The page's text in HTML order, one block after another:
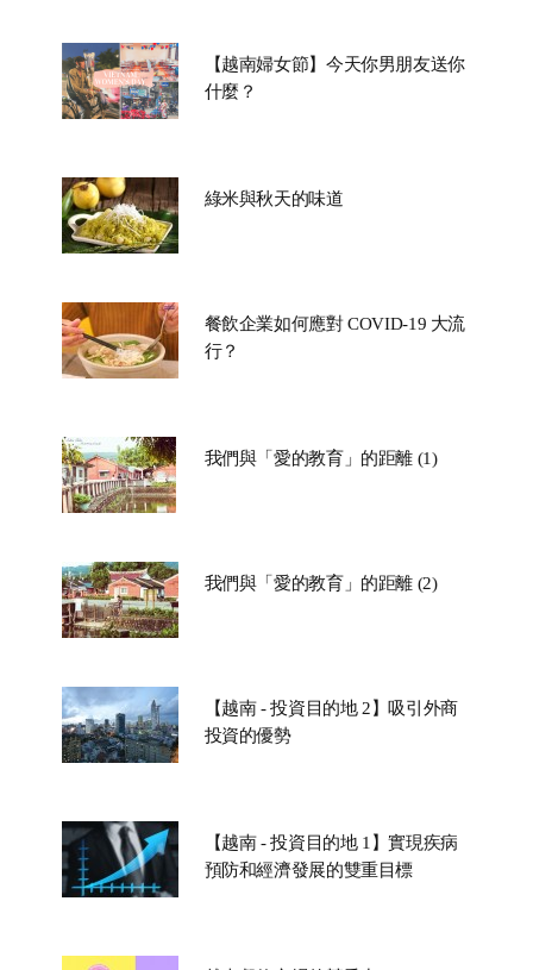
【越南婦女節】今天你男朋友送你
什麼？
綠米與秋天的味道
餐飲企業如何應對 COVID-19 大流
行？
我們與「愛的教育」的距離 (1)
我們與「愛的教育」的距離 (2)
【越南 - 投資目的地 2】吸引外商
投資的優勢
【越南 - 投資目的地 1】實現疾病
預防和經濟發展的雙重目標